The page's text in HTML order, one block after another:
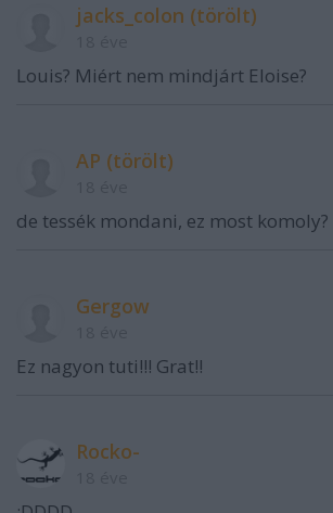
jacks_colon (törölt)
Louis? Miért nem mindjárt Eloise?
AP (törölt)
de tessék mondani, ez most komoly?
Gergow
Ez nagyon tuti!!! Grat!!
Rocko-